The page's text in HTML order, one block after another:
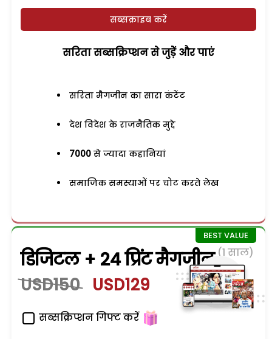
सब्सक्राइब करें
सरिता सब्सक्रिप्शन से जुड़ेें और पाएं
सरिता मैगजीन का सारा कंटेंट
देश विदेश के राजनैतिक मुद्दे
7000 से ज्यादा कहानियां
समाजिक समस्याओं पर चोट करते लेख
डिजिटल + 24 प्रिंट मैगजीन (1 साल)
USD150 USD129
सब्सक्रिप्शन गिफ्ट करें